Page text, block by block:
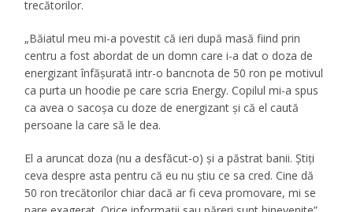
trecătorilor.
„Băiatul meu mi-a povestit că ieri după masă fiind prin
centru a fost abordat de un domn care i-a dat o doza de
energizant înfășurată intr-o bancnota de 50 ron pe motivul
ca purta un hoodie pe care scria Energy. Copilul mi-a spus
ca avea o sacoșa cu doze de energizant și că el caută
persoane la care să le dea.
El a aruncat doza (nu a desfăcut-o) și a păstrat banii. Știți
ceva despre asta pentru că eu nu știu ce sa cred. Cine dă
50 ron trecătorilor chiar dacă ar fi ceva promovare, mi se